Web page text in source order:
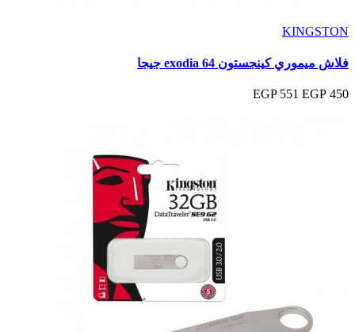
KINGSTON
فلاش ميموري كينجستون exodia 64 جيجا
450 EGP
551 EGP